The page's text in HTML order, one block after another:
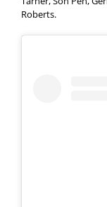
Roberts.